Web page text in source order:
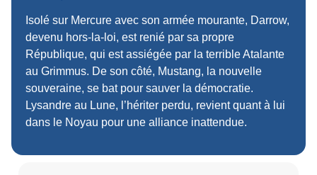
Isolé sur Mercure avec son armée mourante, Darrow,
devenu hors-la-loi, est renié par sa propre
République, qui est assiégée par la terrible Atalante
au Grimmus. De son côté, Mustang, la nouvelle
souveraine, se bat pour sauver la démocratie.
Lysandre au Lune, l’hériter perdu, revient quant à lui
dans le Noyau pour une alliance inattendue.